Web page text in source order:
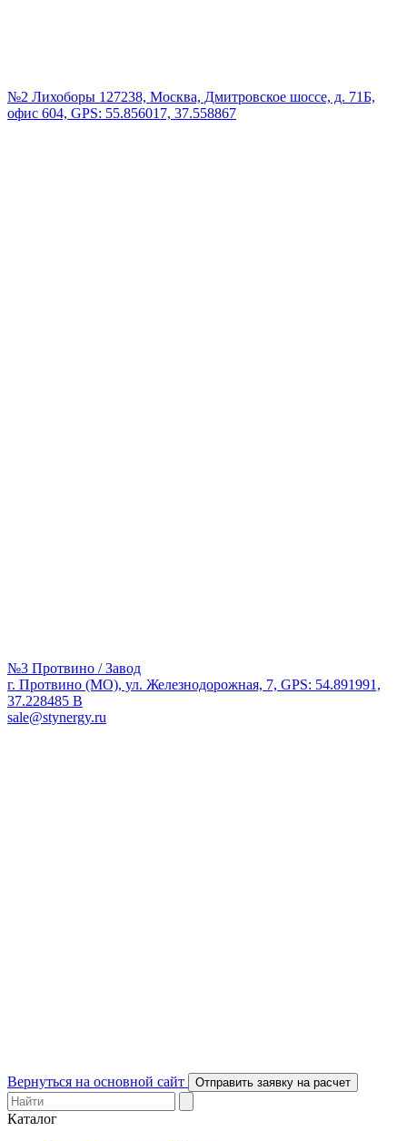
№2 Лихоборы 127238, Москва, Дмитровское шоссе, д. 71Б,
офис 604, GPS: 55.856017, 37.558867
№3 Протвино / Завод
г. Протвино (МО), ул. Железнодорожная, 7, GPS: 54.891991,
37.228485 В
sale@stynergy.ru
Вернуться на основной сайт Отправить заявку на расчет
Каталог